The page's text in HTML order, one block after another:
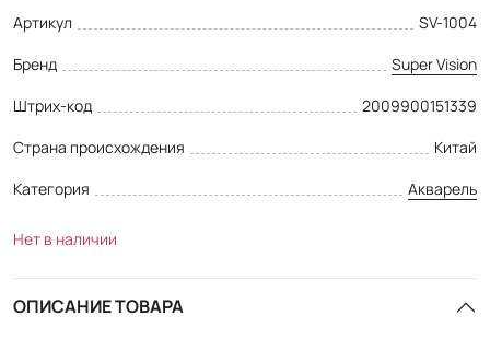
Артикул
SV-1004
Бренд
Super Vision
Штрих-код
2009900151339
Страна происхождения
Китай
Категория
Акварель
Нет в наличии
ОПИСАНИЕ ТОВАРА